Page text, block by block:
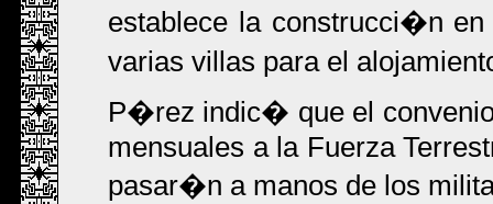
establece la construcci�n en
varias villas para el
P�rez indic� que el
mensuales a la Fuerza
pasar�n a manos de los